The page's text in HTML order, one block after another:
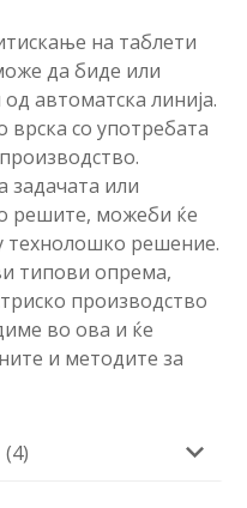
на таблети
да биде или
автоматска линија.
со употребата
задачата или
решите, можеби ќе
технолошко решение.
типови опрема,
производство
во ова и ќе
и методите за